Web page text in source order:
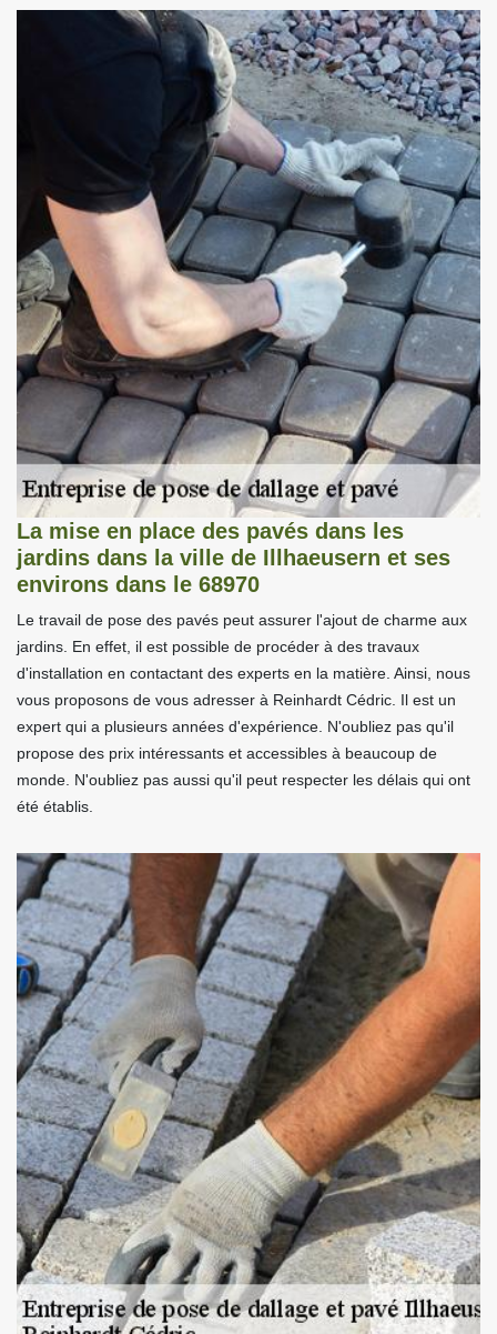
La mise en place des pavés dans les
jardins dans la ville de Illhaeusern et ses
environs dans le 68970
Le travail de pose des pavés peut assurer l'ajout de charme aux
jardins. En effet, il est possible de procéder à des travaux
d'installation en contactant des experts en la matière. Ainsi, nous
vous proposons de vous adresser à Reinhardt Cédric. Il est un
expert qui a plusieurs années d'expérience. N'oubliez pas qu'il
propose des prix intéressants et accessibles à beaucoup de
monde. N'oubliez pas aussi qu'il peut respecter les délais qui ont
été établis.